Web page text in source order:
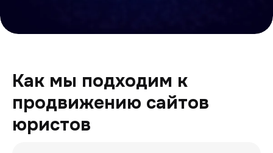
Как мы подходим к
продвижению сайтов
юристов